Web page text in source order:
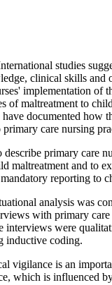
studies
clinical skills and
implementation of
of maltreatment to
have documented how
care nursing
describe primary care
maltreatment and to
reporting to
analysis was
with primary care
interviews were
inductive coding.
vigilance is an
which is influenced